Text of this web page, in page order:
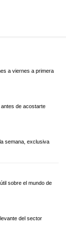
a viernes a primera
de acostarte
semana, exclusiva
sobre el mundo de
del sector